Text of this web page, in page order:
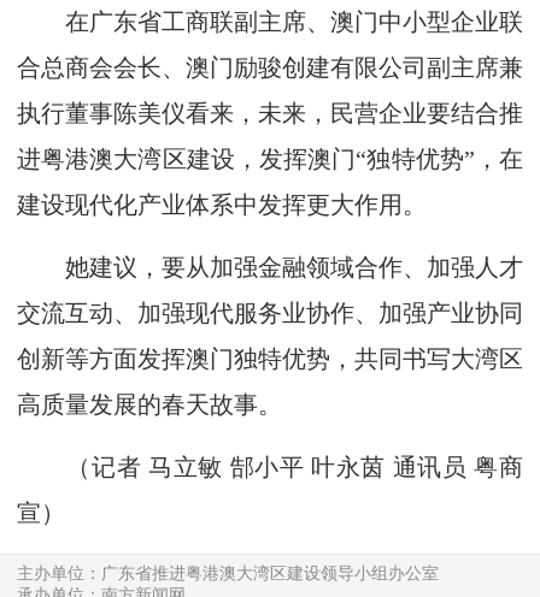
在广东省工商联副主席、澳门中小型企业联
合总商会会长、澳门励骏创建有限公司副主席兼
执行董事陈美仪看来，未来，民营企业要结合推
进粤港澳大湾区建设，发挥澳门“独特优势”，在
建设现代化产业体系中发挥更大作用。
她建议，要从加强金融领域合作、加强人才
交流互动、加强现代服务业协作、加强产业协同
创新等方面发挥澳门独特优势，共同书写大湾区
高质量发展的春天故事。
（记者 马立敏 郜小平 叶永茵 通讯员 粤商
宣）
主办单位：广东省推进粤港澳大湾区建设领导小组办公室